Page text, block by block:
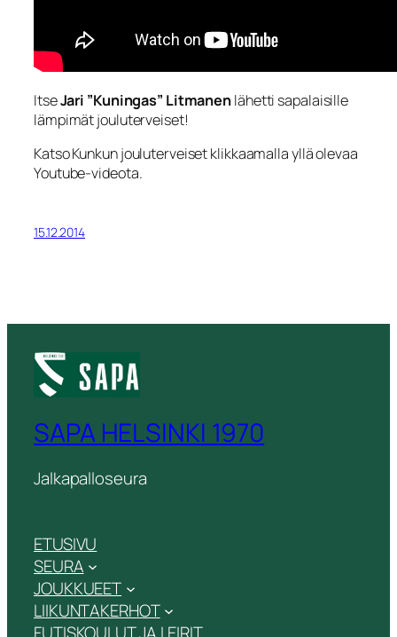
ItseJari ”Kuningas” Litmanenlähetti sapalaisille
lämpimät jouluterveiset!
Katso Kunkun jouluterveiset klikkaamalla yllä olevaa
Youtube-videota.
15.12.2014
SAPA HELSINKI 1970
Jalkapalloseura
ETUSIVU
SEURA
JOUKKUEET
LIIKUNTAKERHOT
FUTISKOULUT JA LEIRIT